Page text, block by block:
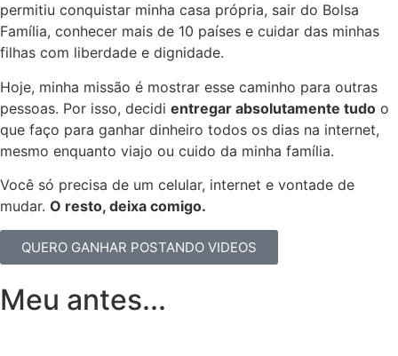
permitiu conquistar minha casa própria, sair do Bolsa
Família, conhecer mais de 10 países e cuidar das minhas
filhas com liberdade e dignidade.
Hoje, minha missão é mostrar esse caminho para outras
pessoas. Por isso, decidi entregar absolutamente tudo o
que faço para ganhar dinheiro todos os dias na internet,
mesmo enquanto viajo ou cuido da minha família.
Você só precisa de um celular, internet e vontade de
mudar. O resto, deixa comigo.
QUERO GANHAR POSTANDO VIDEOS
Meu antes...